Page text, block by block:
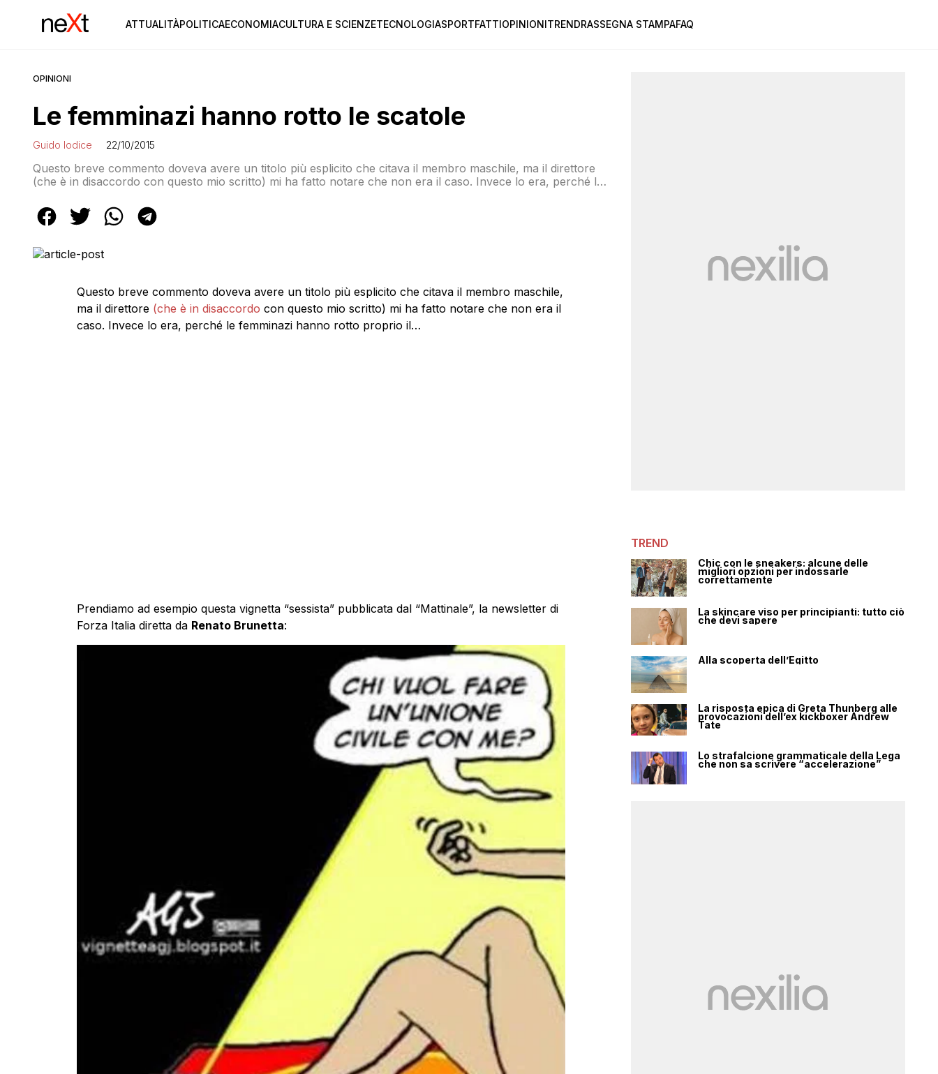
ATTUALITÀPOLITICAECONOMIACULTURA E SCIENZETECNOLOGIASPORTFATTIOPINIONITRENDRASSEGNA STAMPAFAQ
OPINIONI
Le femminazi hanno rotto le scatole
Guido Iodice 22/10/2015
Questo breve commento doveva avere un titolo più esplicito che citava il membro maschile, ma il direttore
(che è in disaccordo con questo mio scritto) mi ha fatto notare che non era il caso. Invece lo era, perché le
“Mattinale”, la newsletter di […]
Questo breve commento doveva avere un titolo più esplicito che citava il membro maschile,
ma il direttore (che è in disaccordo con questo mio scritto) mi ha fatto notare che non era il
caso. Invece lo era, perché le femminazi hanno rotto proprio il…
Prendiamo ad esempio questa vignetta “sessista” pubblicata dal “Mattinale”, la newsletter di
Forza Italia diretta da Renato Brunetta:
TREND
Chic con le sneakers: alcune delle
migliori opzioni per indossarle
correttamente
La skincare viso per principianti: tutto ciò
che devi sapere
Alla scoperta dell’Egitto
La risposta epica di Greta Thunberg alle
provocazioni dell’ex kickboxer Andrew
Tate
Lo strafalcione grammaticale della Lega
che non sa scrivere “accelerazione”